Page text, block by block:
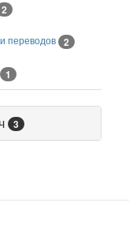
2
переводов 2
1
3